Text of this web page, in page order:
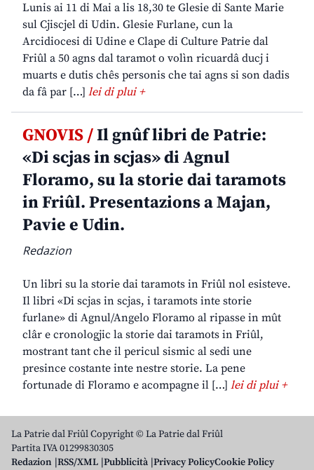
Lunis ai 11 di Mai a lis 18,30 te Glesie di Sante Marie
sul Cjiscjel di Udin. Glesie Furlane, cun la
Arcidiocesi di Udine e Clape di Culture Patrie dal
Friûl a 50 agns dal taramot o volìn ricuardâ ducj i
muarts e dutis chês personis che tai agns si son dadis
da fâ par […] lei di plui +
GNOVIS /Il gnûf libri de Patrie:
«Di scjas in scjas» di Agnul
Floramo, su la storie dai taramots
in Friûl. Presentazions a Majan,
Pavie e Udin.
Redazion
Un libri su la storie dai taramots in Friûl nol esisteve.
Il libri «Di scjas in scjas, i taramots inte storie
furlane» di Agnul/Angelo Floramo al ripasse in mût
clâr e cronologjic la storie dai taramots in Friûl,
mostrant tant che il pericul sismic al sedi une
presince costante inte nestre storie. La pene
fortunade di Floramo e acompagne il […] lei di plui +
La Patrie dal Friûl Copyright © La Patrie dal Friûl
Partita IVA 01299830305
Redazion RSS/XML Pubblicità Privacy PolicyCookie Policy